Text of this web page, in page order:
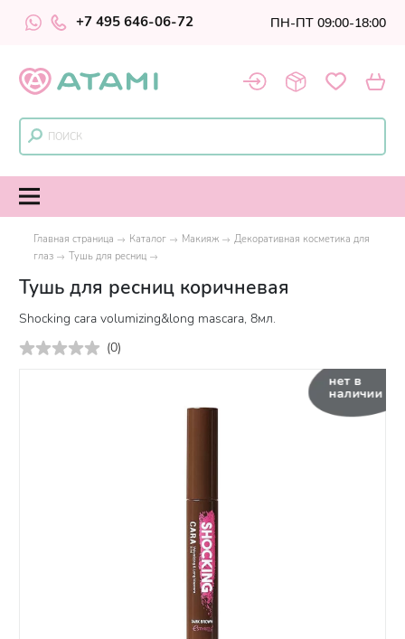
+7 495 646-06-72 ПН-ПТ 09:00-18:00
Главная страница Каталог Макияж
Декоративная косметика для
глаз
Тушь для ресниц
Тушь для ресниц коричневая
Shocking cara volumizing&long mascara, 8мл.
(0)
нет в
наличии